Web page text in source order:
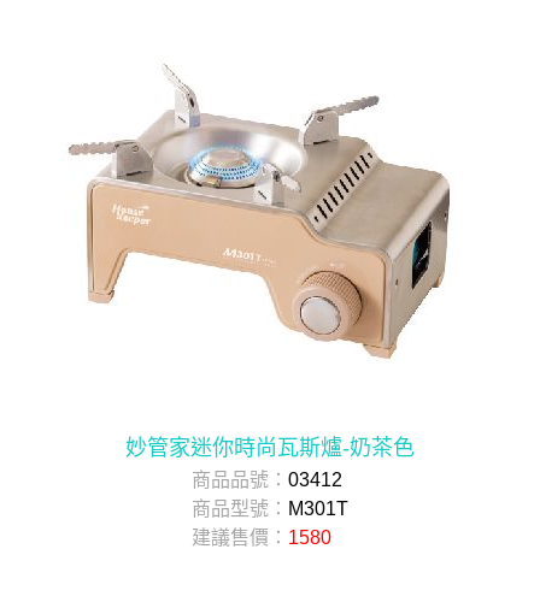
妙管家迷你時尚瓦斯爐-奶茶色
商品品號： 03412
商品型號： M301T
建議售價： 1580